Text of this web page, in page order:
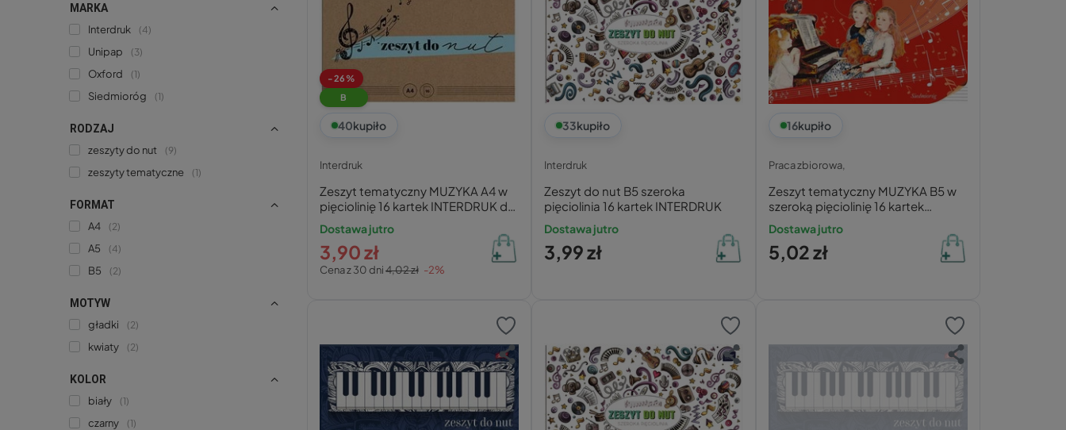
MARKA
Interdruk
4
Unipap 3
Oxford 1
Siedmioróg 1
RODZAJ
zeszyty do nut
9
zeszyty tematyczne 1
FORMAT
A4
2
A5 4
B5 2
MOTYW
gładki
2
kwiaty 2
KOLOR
biały
1
czarny 1
-26%
B
40kupiło
Interdruk
Zeszyt tematyczny MUZYKA A4 w
pięciolinię 16 kartek INTERDRUK do
nut
Dostawa jutro
Cena z 30 dni4,02 zł -2%
3,90 zł
33kupiło
Interdruk
Zeszyt do nut B5 szeroka
pięciolinia 16 kartek INTERDRUK
Dostawa jutro
3,99 zł
16kupiło
Praca zbiorowa,
Zeszyt tematyczny MUZYKA B5 w
szeroką pięciolinię 16 kartek
SIEDMIORÓG do nut
Dostawa jutro
5,02 zł